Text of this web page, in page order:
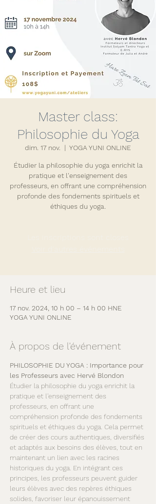
Master class:
Philosophie du Yoga
dim. 17 nov.
  |
YOGA YUNI ONLINE
Étudier la philosophie du yoga enrichit la
pratique et l'enseignement des
professeurs, en offrant une compréhension
profonde des fondements spirituels et
éthiques du yoga.
Heure et lieu
17 nov. 2024, 10 h 00 – 14 h 00 HNE
YOGA YUNI ONLINE
À propos de l'événement
PHILOSOPHIE DU YOGA : Importance pour
les Professeurs avec Hervé Blondon
Étudier la philosophie du yoga enrichit la
pratique et l'enseignement des
professeurs, en offrant une
compréhension profonde des fondements
spirituels et éthiques du yoga. Cela permet
de créer des cours authentiques, diversifiés
et adaptés aux besoins des élèves, tout en
maintenant un lien avec les racines
historiques du yoga. En intégrant ces
principes, les professeurs peuvent guider
leurs élèves avec des repères éthiques
solides, favoriser leur épanouissement